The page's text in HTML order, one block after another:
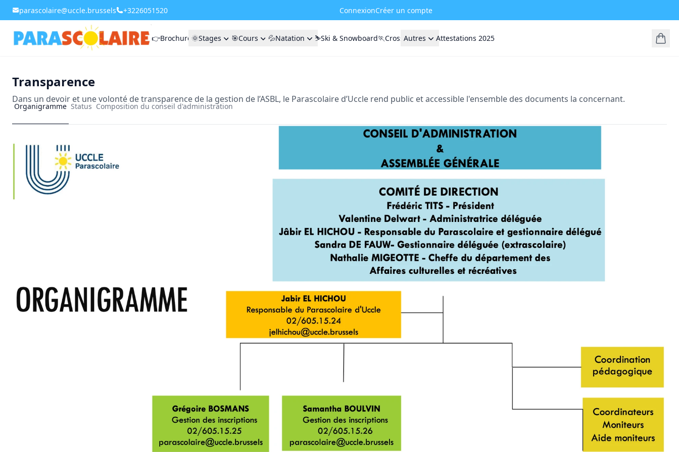
parascolaire@uccle.brussels +3226051520 ConnexionCréer un compte
👉Brochure 🌞Stages 🎯Cours 💦Natation ⛷️Ski & Snowboard🏃Cross Autres Attestations 2025
Transparence
Dans un devoir et une volonté de transparence de la gestion de l’ASBL, le Parascolaire d’Uccle rend public et accessible l'ensemble des documents la concernant.
Organigramme Status Composition du conseil d'administration